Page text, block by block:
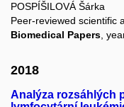
POSPÍŠILOVÁ Šárka
Peer-reviewed scientific
Biomedical Papers ,
2018
Analýza rozsáhlých